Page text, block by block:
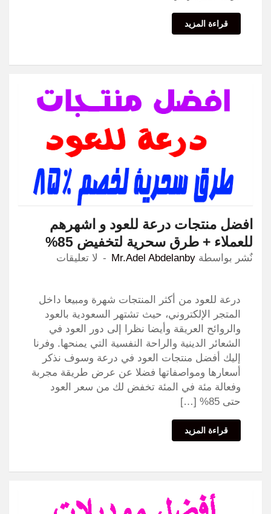
قراءة المزيد
افضل منتجات درعة للعود و اشهرهم
للعملاء + طرق سحرية لتخفيض 85%
نٌشر بواسطة Mr.Adel Abdelanby لا تعليقات
درعة للعود من أكثر المنتجات شهرة ومبيعا داخل
المتجر الإلكتروني، حيث تشتهر السعودية بالعود
والروائح العريقة وأيضا نظرا إلى دور العود في
الشعائر الدينية والراحة النفسية التي يمنحها. وفرنا
إليك أفضل منتجات العود في درعة وسوف نذكر
أسعارها ومواصفاتها فضلا عن عرض طريقة مجربة
وفعالة مئة في المئة تخفض لك من سعر العود
حتى 85% […]
قراءة المزيد